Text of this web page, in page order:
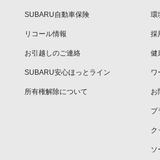
SUBARU自動車保険
リコール情報
お引越しのご連絡
SUBARU安心ほっとライン
所有権解除について
環
採
健
ワ
お
プ
ク
ソ